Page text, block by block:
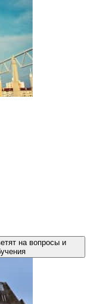
на вопросы и